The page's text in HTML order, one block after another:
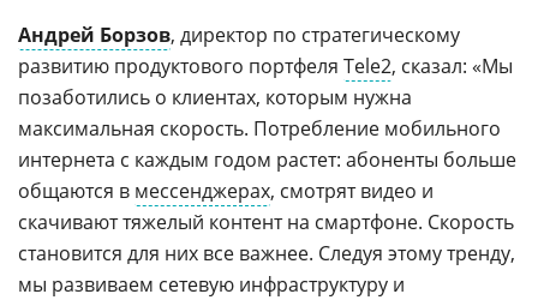
Андрей Борзов, директор по стратегическому
развитию продуктового портфеля Tele2, сказал: «Мы
позаботились о клиентах, которым нужна
максимальная скорость. Потребление мобильного
интернета с каждым годом растет: абоненты больше
общаются в мессенджерах, смотрят видео и
скачивают тяжелый контент на смартфоне. Скорость
становится для них все важнее. Следуя этому тренду,
мы развиваем сетевую инфраструктуру и